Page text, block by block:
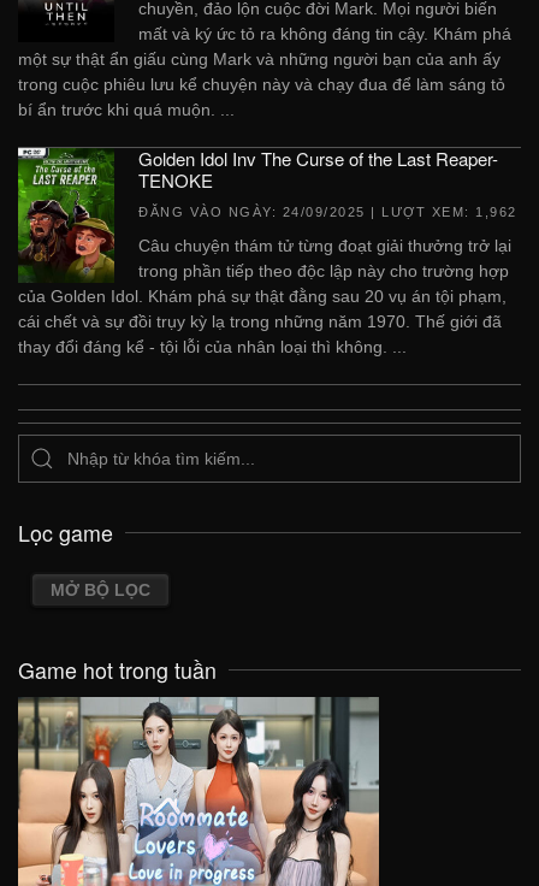
chuyền, đảo lộn cuộc đời Mark. Mọi người biến
mất và ký ức tỏ ra không đáng tin cậy. Khám phá
một sự thật ẩn giấu cùng Mark và những người bạn của anh ấy
trong cuộc phiêu lưu kể chuyện này và chạy đua để làm sáng tỏ
bí ẩn trước khi quá muộn. ...
Golden Idol Inv The Curse of the Last Reaper-
TENOKE
ĐĂNG VÀO NGÀY: 24/09/2025 | LƯỢT XEM: 1,962
Câu chuyện thám tử từng đoạt giải thưởng trở lại
trong phần tiếp theo độc lập này cho trường hợp
của Golden Idol. Khám phá sự thật đằng sau 20 vụ án tội phạm,
cái chết và sự đồi trụy kỳ lạ trong những năm 1970. Thế giới đã
thay đổi đáng kể - tội lỗi của nhân loại thì không. ...
Lọc game
MỞ BỘ LỌC
Game hot trong tuần
VIEW